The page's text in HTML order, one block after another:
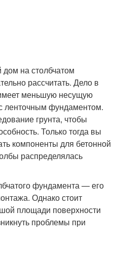
на столбчатом
рассчитать. Дело в
меньшую несущую
ленточным фундаментом.
грунта, чтобы
Только тогда вы
компоненты для бетонной
распределялась
фундамента — его
Однако стоит
площади поверхности
проблемы при